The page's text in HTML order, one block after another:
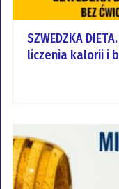
SZWEDZKA
liczenia kalorii i